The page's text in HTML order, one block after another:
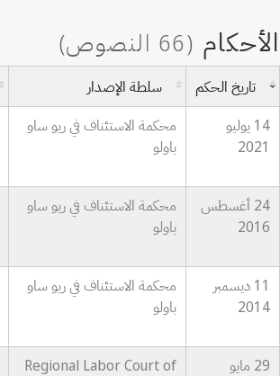
تاريخ الحكم سلطة الإصدار
14 يوليو
2021
محكمة الاستئناف في ريو ساو
باولو
24 أغسطس
2016
محكمة الاستئناف في ريو ساو
باولو
11 ديسمبر
2014
محكمة الاستئناف في ريو ساو
باولو
29 مايو
Regional Labor Court of